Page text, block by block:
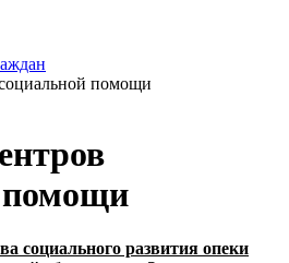
помощи
социального развития опеки
помощи